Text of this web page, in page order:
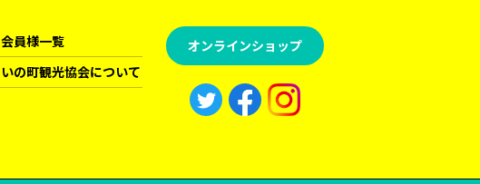
会員様一覧
いの町観光協会について
オンラインショップ